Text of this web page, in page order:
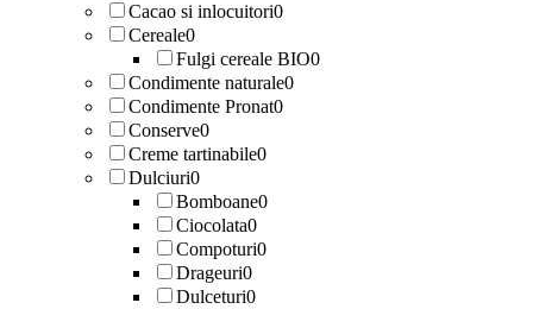
Cacao si inlocuitori0
Cereale0
Fulgi cereale BIO0
Condimente naturale0
Condimente Pronat0
Conserve0
Creme tartinabile0
Dulciuri0
Bomboane0
Ciocolata0
Compoturi0
Drageuri0
Dulceturi0